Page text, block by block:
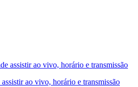
ao vivo, horário e transmissão